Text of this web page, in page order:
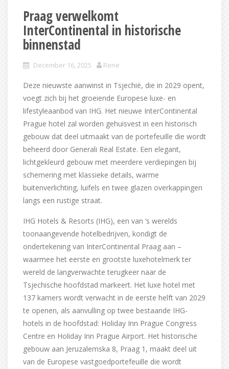
Praag verwelkomt
InterContinental in historische
binnenstad
December 16, 2025 Rene
Deze nieuwste aanwinst in Tsjechië, die in 2029 opent,
voegt zich bij het groeiende Europese luxe- en
lifestyleaanbod van IHG. Het nieuwe InterContinental
Prague hotel zal worden gehuisvest in een historisch
gebouw dat deel uitmaakt van de portefeuille die wordt
beheerd door Generali Real Estate. Een elegant,
lichtgekleurd gebouw met meerdere verdiepingen bij
schemering met klassieke details, warme
buitenverlichting, luifels en twee glazen overkappingen
langs een rustige straat.
IHG Hotels & Resorts (IHG), een van ‘s werelds
toonaangevende hotelbedrijven, kondigt de
ondertekening van InterContinental Praag aan –
waarmee het eerste en grootste luxehotelmerk ter
wereld de langverwachte terugkeer naar de
Tsjechische hoofdstad markeert. Het luxe hotel met
137 kamers wordt verwacht in de eerste helft van 2029
te openen, als aanvulling op twee bestaande IHG-
hotels in de hoofdstad: Holiday Inn Prague Congress
Centre en Holiday Inn Prague Airport. Het historische
gebouw aan Jeruzalemska 8, Praag 1, maakt deel uit
van de Europese vastgoedportefeuille die wordt